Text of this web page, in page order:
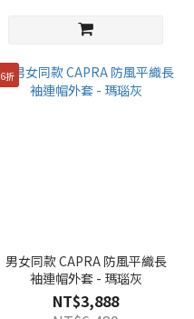
6折
男女同款 CAPRA 防風平織長
袖連帽外套 - 瑪瑙灰
NT$3,888